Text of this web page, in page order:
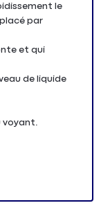
le
par
et qui
de liquide
voyant.